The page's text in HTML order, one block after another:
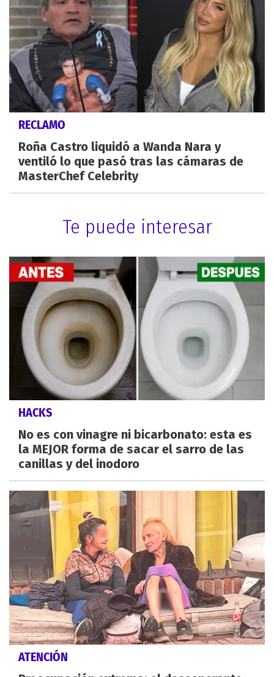
RECLAMO
Roña Castro liquidó a Wanda Nara y
ventiló lo que pasó tras las cámaras de
MasterChef Celebrity
Te puede interesar
HACKS
No es con vinagre ni bicarbonato: esta es
la MEJOR forma de sacar el sarro de las
canillas y del inodoro
ATENCIÓN